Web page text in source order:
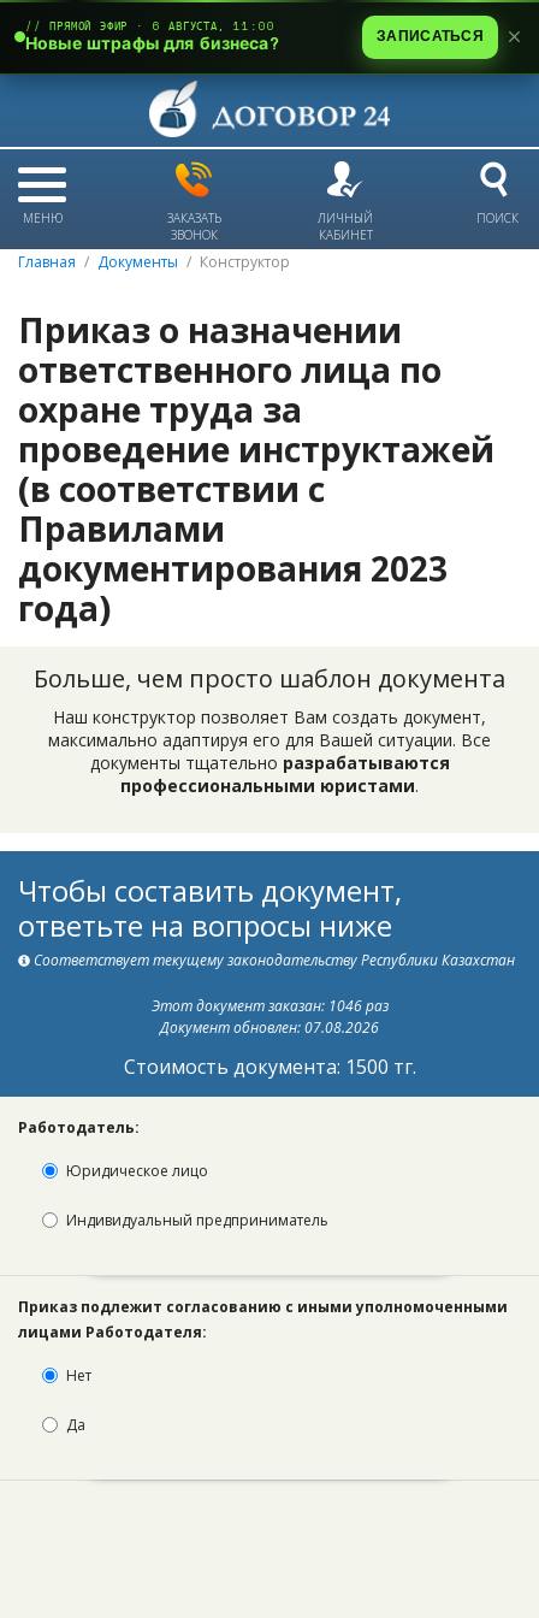
МЕНЮ
ЗАКАЗАТЬ
ЗВОНОК
ЛИЧНЫЙ
КАБИНЕТ
ПОИСК
Главная Документы Конструктор
Приказ о назначении
ответственного лица по
охране труда за
проведение инструктажей
(в соответствии с
Правилами
документирования 2023
года)
Больше, чем просто шаблон документа
Наш конструктор позволяет Вам создать документ,
максимально адаптируя его для Вашей ситуации. Все
документы тщательно разрабатываются
профессиональными юристами.
Чтобы составить документ,
ответьте на вопросы ниже
Соответствует текущему законодательству Республики Казахстан
Этот документ заказан: 1046 раз
Документ обновлен: 07.08.2026
Стоимость документа: 1500 тг.
Работодатель:
Юридическое лицо
Индивидуальный предприниматель
Приказ подлежит согласованию с иными уполномоченными
лицами Работодателя:
Нет
Да
// ПРЯМОЙ ЭФИР · 6 АВГУСТА, 11:00
Новые штрафы для бизнеса? ЗАПИСАТЬСЯ